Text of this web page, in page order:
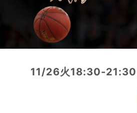
11/26火18:30-